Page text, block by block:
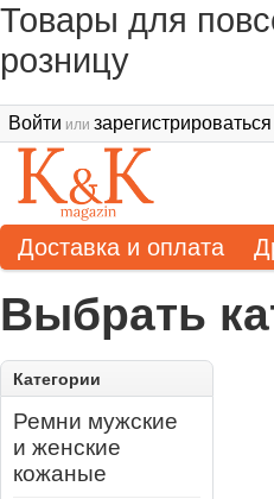
Товары для
розницу
Войти или зарегистрироваться
Доставка и оплата
Выбрать
Категории
Ремни мужские
и женские
кожаные